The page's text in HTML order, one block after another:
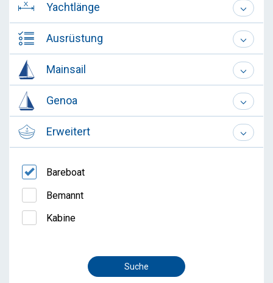
Yachtlänge
Ausrüstung
Mainsail
Genoa
Erweitert
Bareboat
Bemannt
Kabine